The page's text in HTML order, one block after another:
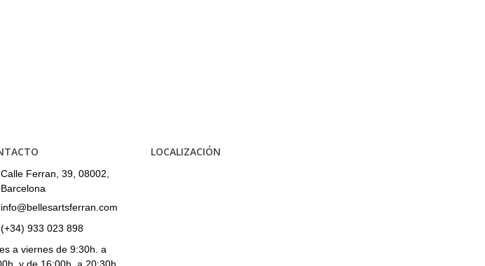
Calle Ferran, 39, 08002,
Barcelona
info@bellesartsferran.com
(+34) 933 023 898
a viernes de 9:30h. a
LOCALIZACIÓN